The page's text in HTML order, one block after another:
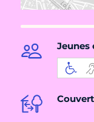
Jeunes
Couvert